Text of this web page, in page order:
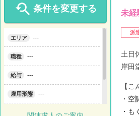
未
派
土日
岸田
【こ
・
・も
 条件を変更する
エリア ---
職種 ---
給与 ---
雇用形態 ---
こだわり条件 ---